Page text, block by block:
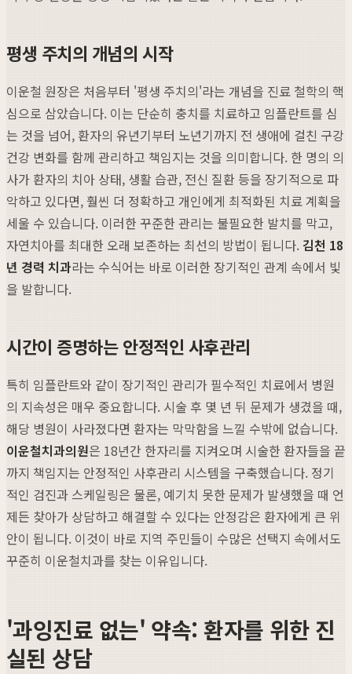
평생 주치의 개념의 시작
이운철 원장은 처음부터 '평생 주치의'라는 개념을 진료 철학의 핵
심으로 삼았습니다. 이는 단순히 충치를 치료하고 임플란트를 심
는 것을 넘어, 환자의 유년기부터 노년기까지 전 생애에 걸친 구강
건강 변화를 함께 관리하고 책임지는 것을 의미합니다. 한 명의 의
사가 환자의 치아 상태, 생활 습관, 전신 질환 등을 장기적으로 파
악하고 있다면, 훨씬 더 정확하고 개인에게 최적화된 치료 계획을
세울 수 있습니다. 이러한 꾸준한 관리는 불필요한 발치를 막고,
자연치아를 최대한 오래 보존하는 최선의 방법이 됩니다.김천 18
년 경력 치과라는 수식어는 바로 이러한 장기적인 관계 속에서 빛
을 발합니다.
시간이 증명하는 안정적인 사후관리
특히 임플란트와 같이 장기적인 관리가 필수적인 치료에서 병원
의 지속성은 매우 중요합니다. 시술 후 몇 년 뒤 문제가 생겼을 때,
해당 병원이 사라졌다면 환자는 막막함을 느낄 수밖에 없습니다.
이운철치과의원은 18년간 한자리를 지켜오며 시술한 환자들을 끝
까지 책임지는 안정적인 사후관리 시스템을 구축했습니다. 정기
적인 검진과 스케일링은 물론, 예기치 못한 문제가 발생했을 때 언
제든 찾아가 상담하고 해결할 수 있다는 안정감은 환자에게 큰 위
안이 됩니다. 이것이 바로 지역 주민들이 수많은 선택지 속에서도
꾸준히 이운철치과를 찾는 이유입니다.
'과잉진료 없는' 약속: 환자를 위한 진
실된 상담